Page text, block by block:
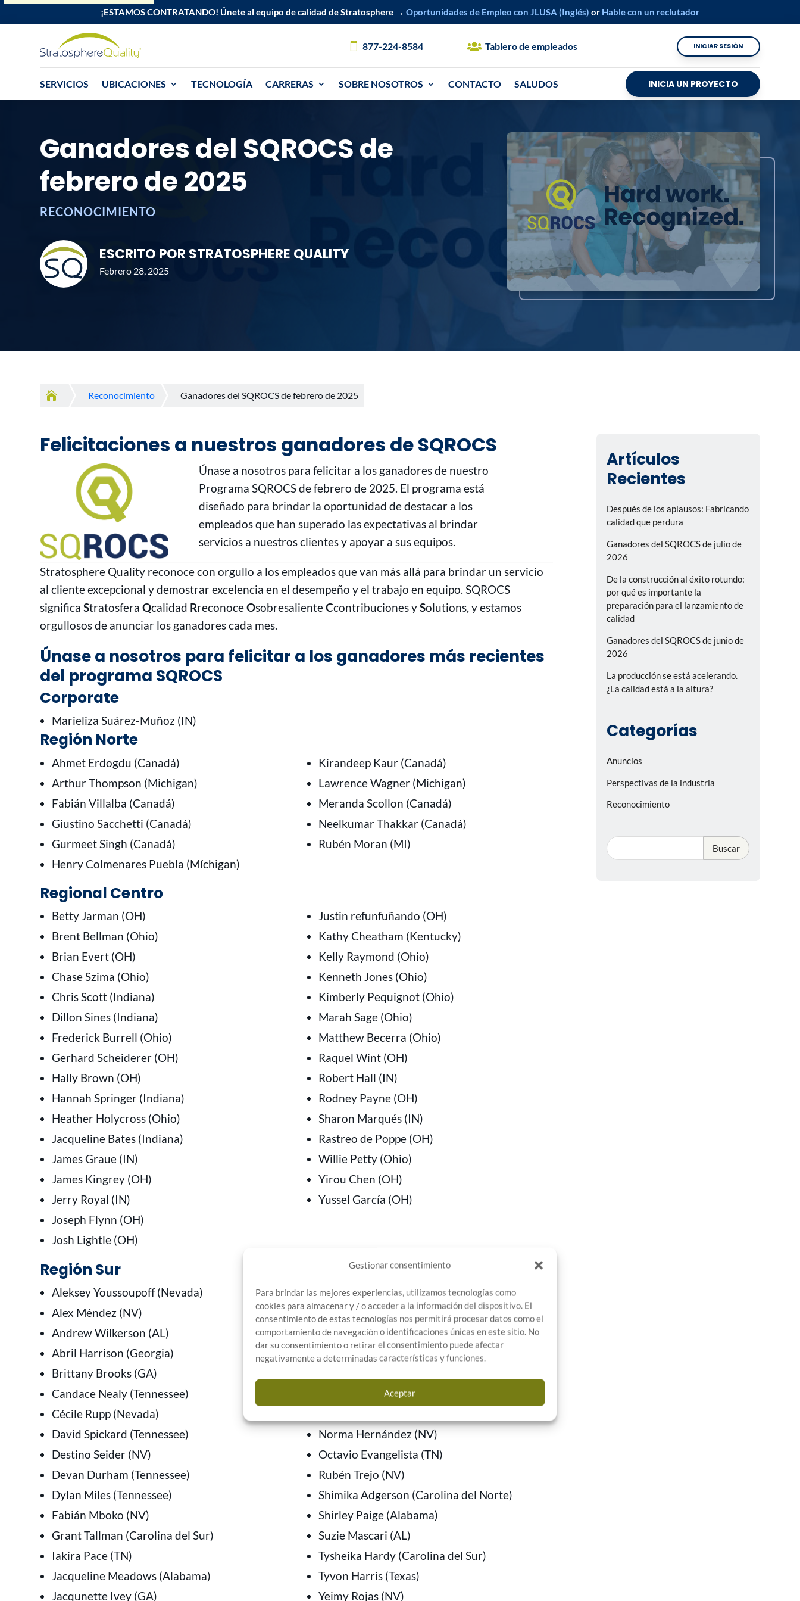
Gestionar consentimiento
Para brindar las mejores experiencias, utilizamos tecnologías como
cookies para almacenar y / o acceder a la información del dispositivo. El
consentimiento de estas tecnologías nos permitirá procesar datos como el
comportamiento de navegación o identificaciones únicas en este sitio. No
dar su consentimiento o retirar el consentimiento puede afectar
negativamente a determinadas características y funciones.
Aceptar
¡ESTAMOS CONTRATANDO! Únete al equipo de calidad de Stratosphere → Oportunidades de Empleo con JLUSA (Inglés) or Hable con un reclutador
877-224-8584 Tablero de empleados INICIAR SESIÓN
SERVICIOS UBICACIONES TECNOLOGÍA CARRERAS SOBRE NOSOTROS CONTACTO SALUDOS INICIA UN PROYECTO
Ganadores del SQROCS de
febrero de 2025
RECONOCIMIENTO
ESCRITO POR STRATOSPHERE QUALITY
Febrero 28, 2025
 Reconocimiento Ganadores del SQROCS de febrero de 2025
Felicitaciones a nuestros ganadores de SQROCS
Únase a nosotros para felicitar a los ganadores de nuestro
Programa SQROCS de febrero de 2025. El programa está
diseñado para brindar la oportunidad de destacar a los
empleados que han superado las expectativas al brindar
servicios a nuestros clientes y apoyar a sus equipos.
Stratosphere Quality reconoce con orgullo a los empleados que van más allá para brindar un servicio
al cliente excepcional y demostrar excelencia en el desempeño y el trabajo en equipo. SQROCS
significaStratosferaQcalidad RreconoceOsobresalienteCcontribuciones ySolutions, y estamos
orgullosos de anunciar los ganadores cada mes.
Únase a nosotros para felicitar a los ganadores más recientes
del programa SQROCS
Corporate
Marieliza Suárez-Muñoz (IN)
Región Norte
Ahmet Erdogdu (Canadá)
Arthur Thompson (Michigan)
Fabián Villalba (Canadá)
Giustino Sacchetti (Canadá)
Gurmeet Singh (Canadá)
Henry Colmenares Puebla (Míchigan)
Kirandeep Kaur (Canadá)
Lawrence Wagner (Michigan)
Meranda Scollon (Canadá)
Neelkumar Thakkar (Canadá)
Rubén Moran (MI)
Regional Centro
Betty Jarman (OH)
Brent Bellman (Ohio)
Brian Evert (OH)
Chase Szima (Ohio)
Chris Scott (Indiana)
Dillon Sines (Indiana)
Frederick Burrell (Ohio)
Gerhard Scheiderer (OH)
Hally Brown (OH)
Hannah Springer (Indiana)
Heather Holycross (Ohio)
Jacqueline Bates (Indiana)
James Graue (IN)
James Kingrey (OH)
Jerry Royal (IN)
Joseph Flynn (OH)
Josh Lightle (OH)
Justin refunfuñando (OH)
Kathy Cheatham (Kentucky)
Kelly Raymond (Ohio)
Kenneth Jones (Ohio)
Kimberly Pequignot (Ohio)
Marah Sage (Ohio)
Matthew Becerra (Ohio)
Raquel Wint (OH)
Robert Hall (IN)
Rodney Payne (OH)
Sharon Marqués (IN)
Rastreo de Poppe (OH)
Willie Petty (Ohio)
Yirou Chen (OH)
Yussel García (OH)
Región Sur
Aleksey Youssoupoff (Nevada)
Alex Méndez (NV)
Andrew Wilkerson (AL)
Abril Harrison (Georgia)
Brittany Brooks (GA)
Candace Nealy (Tennessee)
Cécile Rupp (Nevada)
David Spickard (Tennessee)
Destino Seider (NV)
Devan Durham (Tennessee)
Dylan Miles (Tennessee)
Fabián Mboko (NV)
Grant Tallman (Carolina del Sur)
Iakira Pace (TN)
Jacqueline Meadows (Alabama)
Jacqunette Ivey (GA)
Joshua Steinke (Nevada)
Kailah Ernst (Tennessee)
Karen Harral (Nevada)
Kayla Holcombe (Georgia)
Leah Anderson (Alabama)
Norma Hernández (NV)
Octavio Evangelista (TN)
Rubén Trejo (NV)
Shimika Adgerson (Carolina del Norte)
Shirley Paige (Alabama)
Suzie Mascari (AL)
Tysheika Hardy (Carolina del Sur)
Tyvon Harris (Texas)
Yeimy Rojas (NV)
Artículos
Recientes
Después de los aplausos: Fabricando
calidad que perdura
Ganadores del SQROCS de julio de
2026
De la construcción al éxito rotundo:
por qué es importante la
preparación para el lanzamiento de
calidad
Ganadores del SQROCS de junio de
2026
La producción se está acelerando.
¿La calidad está a la altura?
Categorías
Anuncios
Perspectivas de la industria
Reconocimiento
Buscar